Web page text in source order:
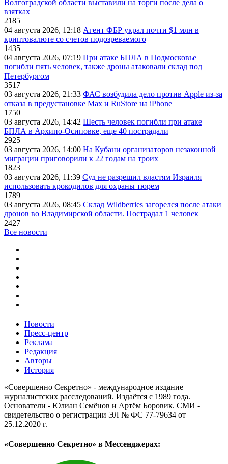
Волгоградской области выставили на торги после дела о
взятках
2185
04 августа 2026, 12:18 Агент ФБР украл почти $1 млн в
криптовалюте со счетов подозреваемого
1435
04 августа 2026, 07:19 При атаке БПЛА в Подмосковье
погибли пять человек, также дроны атаковали склад под
Петербургом
3517
03 августа 2026, 21:33 ФАС возбудила дело против Apple из-за
отказа в предустановке Max и RuStore на iPhone
1750
03 августа 2026, 14:42 Шесть человек погибли при атаке
БПЛА в Архипо-Осиповке, еще 40 пострадали
2925
03 августа 2026, 14:00 На Кубани организаторов незаконной
миграции приговорили к 22 годам на троих
1823
03 августа 2026, 11:39 Суд не разрешил властям Израиля
использовать крокодилов для охраны тюрем
1789
03 августа 2026, 08:45 Склад Wildberries загорелся после атаки
дронов во Владимирской области. Пострадал 1 человек
2427
Все новости
Новости
Пресс-центр
Реклама
Редакция
Авторы
История
«Совершенно Секретно» - международное издание
журналистских расследований. Издаётся с 1989 года.
Основатели - Юлиан Семёнов и Артём Боровик. CМИ -
свидетельство о регистрации ЭЛ № ФС 77-79634 от
25.12.2020 г.
«Совершенно Секретно» в Мессенджерах: